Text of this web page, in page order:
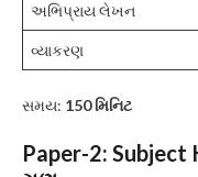
અભિપ્રાય લેખન
વ્યાકરણ
સમય: 150 મિનિટ
Paper-2: